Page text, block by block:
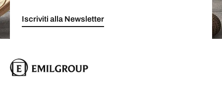
Iscriviti alla Newsletter